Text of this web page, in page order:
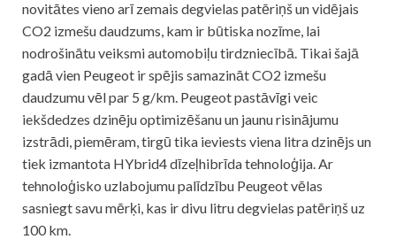
novitātes vieno arī zemais degvielas patēriņš un vidējais
CO2 izmešu daudzums, kam ir būtiska nozīme, lai
nodrošinātu veiksmi automobiļu tirdzniecībā. Tikai šajā
gadā vien Peugeot ir spējis samazināt CO2 izmešu
daudzumu vēl par 5 g/km. Peugeot pastāvīgi veic
iekšdedzes dzinēju optimizēšanu un jaunu risinājumu
izstrādi, piemēram, tirgū tika ieviests viena litra dzinējs un
tiek izmantota HYbrid4 dīzeļhibrīda tehnoloģija. Ar
tehnoloģisko uzlabojumu palīdzību Peugeot vēlas
sasniegt savu mērķi, kas ir divu litru degvielas patēriņš uz
100 km.